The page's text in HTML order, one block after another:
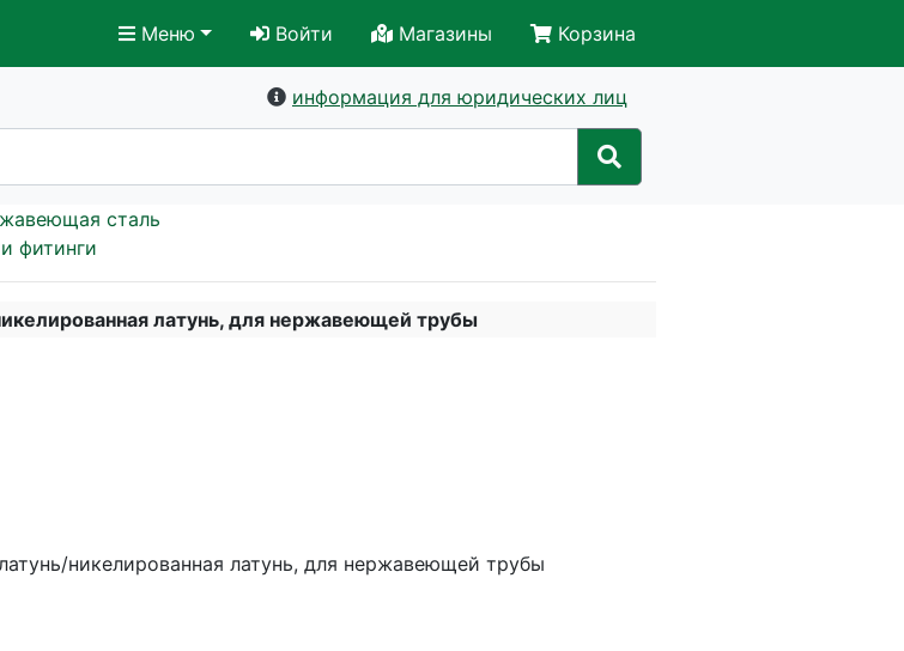
Меню Войти Магазины Корзина
информация для юридических лиц
сталь
фитинги
латунь, для нержавеющей трубы
никелированная латунь, для нержавеющей трубы